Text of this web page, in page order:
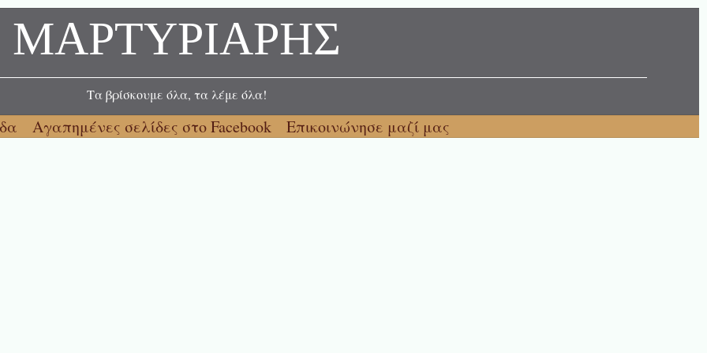
ΜΑΡΤΥΡΙΑΡΗΣ
Τα βρίσκουμε όλα, τα λέμε όλα!
Αγαπημένες σελίδες στο Facebook Επικοινώνησε μαζί μας